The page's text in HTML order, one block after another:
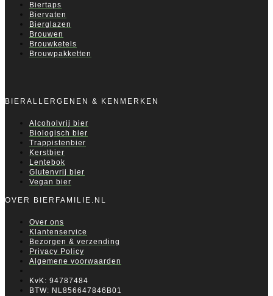
Biertaps
Biervaten
Bierglazen
Brouwen
Brouwketels
Brouwpakketten
BIERALLERGENEN & KENMERKEN
Alcoholvrij bier
Biologisch bier
Trappistenbier
Kerstbier
Lentebok
Glutenvrij bier
Vegan bier
OVER BIERFAMILIE.NL
Over ons
Klantenservice
Bezorgen & verzending
Privacy Policy
Algemene voorwaarden
KvK: 94787484
BTW: NL856647846B01